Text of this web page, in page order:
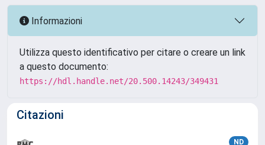
Informazioni
Utilizza questo identificativo per citare o creare un link
a questo documento:
https://hdl.handle.net/20.500.14243/349431
Citazioni
ND